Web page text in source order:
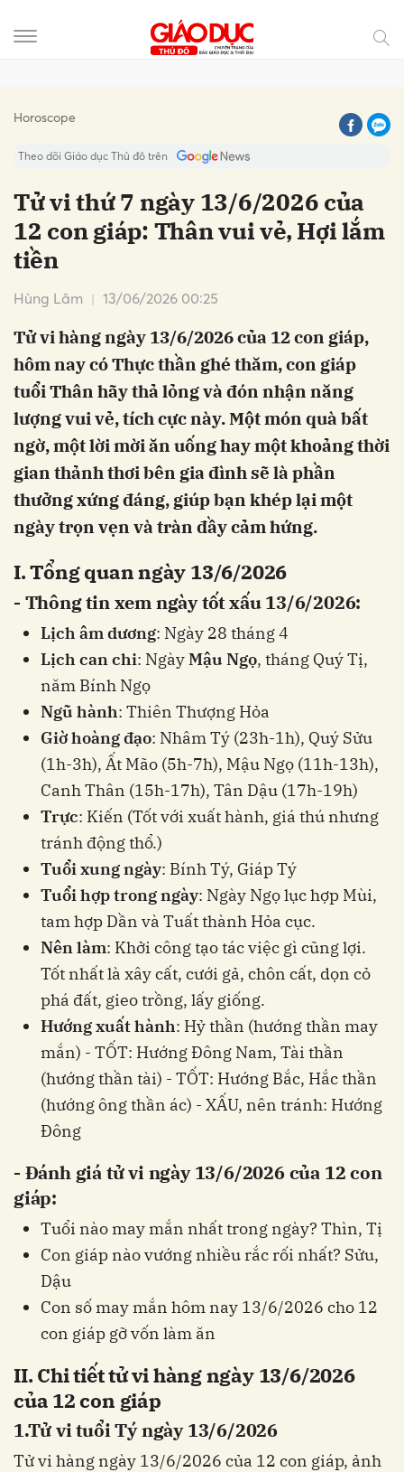
Horoscope
Theo dõi Giáo dục Thủ đô trên
Tử vi thứ 7 ngày 13/6/2026 của
12 con giáp: Thân vui vẻ, Hợi lắm
tiền
Hùng Lâm 13/06/2026 00:25
Tử vi hàng ngày 13/6/2026 của 12 con giáp,
hôm nay có Thực thần ghé thăm, con giáp
tuổi Thân hãy thả lỏng và đón nhận năng
lượng vui vẻ, tích cực này. Một món quà bất
ngờ, một lời mời ăn uống hay một khoảng thời
gian thảnh thơi bên gia đình sẽ là phần
thưởng xứng đáng, giúp bạn khép lại một
ngày trọn vẹn và tràn đầy cảm hứng.
I. Tổng quan ngày 13/6/2026
- Thông tin xem ngày tốt xấu 13/6/2026:
Lịch âm dương: Ngày 28 tháng 4
Lịch can chi: NgàyMậu Ngọ, tháng Quý Tị,
năm Bính Ngọ
Ngũ hành: Thiên Thượng Hỏa
Giờ hoàng đạo: Nhâm Tý (23h-1h), Quý Sửu
(1h-3h), Ất Mão (5h-7h), Mậu Ngọ (11h-13h),
Canh Thân (15h-17h), Tân Dậu (17h-19h)
Trực: Kiến (Tốt với xuất hành, giá thú nhưng
tránh động thổ.)
Tuổi xung ngày: Bính Tý, Giáp Tý
Tuổi hợp trong ngày: Ngày Ngọ lục hợp Mùi,
tam hợp Dần và Tuất thành Hỏa cục.
Nên làm: Khởi công tạo tác việc gì cũng lợi.
Tốt nhất là xây cất, cưới gả, chôn cất, dọn cỏ
phá đất, gieo trồng, lấy giống.
Hướng xuất hành: Hỷ thần (hướng thần may
mắn) - TỐT: Hướng Đông Nam, Tài thần
(hướng thần tài) - TỐT: Hướng Bắc, Hắc thần
(hướng ông thần ác) - XẤU, nên tránh: Hướng
Đông
- Đánh giá tử vi ngày 13/6/2026 của 12 con
giáp:
Tuổi nào may mắn nhất trong ngày? Thìn, Tị
Con giáp nào vướng nhiều rắc rối nhất? Sửu,
Dậu
Con số may mắn hôm nay 13/6/2026 cho 12
con giáp gỡ vốn làm ăn
II. Chi tiết tử vi hàng ngày 13/6/2026
của 12 con giáp
1.Tử vi tuổi Tý ngày 13/6/2026
Tử vi hàng ngày 13/6/2026 của 12 con giáp, ảnh
Hủy Gửi